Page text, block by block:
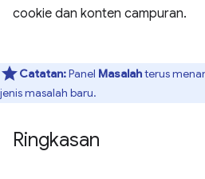
cookie dan konten campuran.
Catatan:Panel Masalahterus
jenis masalah baru.
Ringkasan